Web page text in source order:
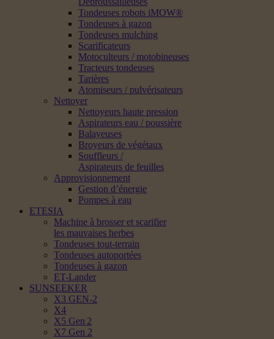
Tondeuses robots iMOW®
Tondeuses à gazon
Tondeuses mulching
Scarificateurs
Motoculteurs / motobineuses
Tracteurs tondeuses
Tarières
Atomiseurs / pulvérisateurs
Nettoyer
Nettoyeurs haute pression
Aspirateurs eau / poussière
Balayeuses
Broyeurs de végétaux
Souffleurs /
Aspirateurs de feuilles
Approvisionnement
Gestion d’énergie
Pompes à eau
ETESIA
Machine à brosser et scarifier
les mauvaises herbes
Tondeuses tout-terrain
Tondeuses autoportées
Tondeuses à gazon
ET-Lander
SUNSEEKER
X3 GEN-2
X4
X5 Gen 2
X7 Gen 2